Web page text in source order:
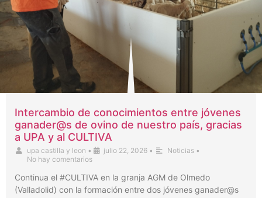
Intercambio de conocimientos entre jóvenes
ganader@s de ovino de nuestro país, gracias
a UPA y al CULTIVA
upa castilla y leon • julio 22, 2026 • Noticias •
No hay comentarios
Continua el #CULTIVA en la granja AGM de Olmedo
(Valladolid) con la formación entre dos jóvenes ganader@s